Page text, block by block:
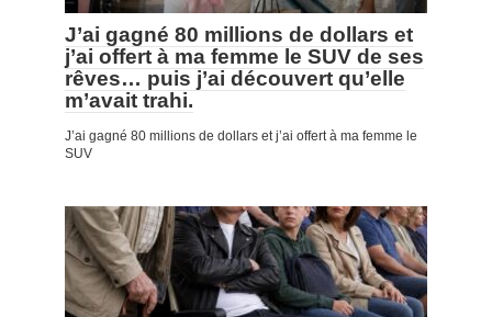
J’ai gagné 80 millions de dollars et
j’ai offert à ma femme le SUV de ses
rêves… puis j’ai découvert qu’elle
m’avait trahi.
J’ai gagné 80 millions de dollars et j’ai offert à ma femme le
SUV